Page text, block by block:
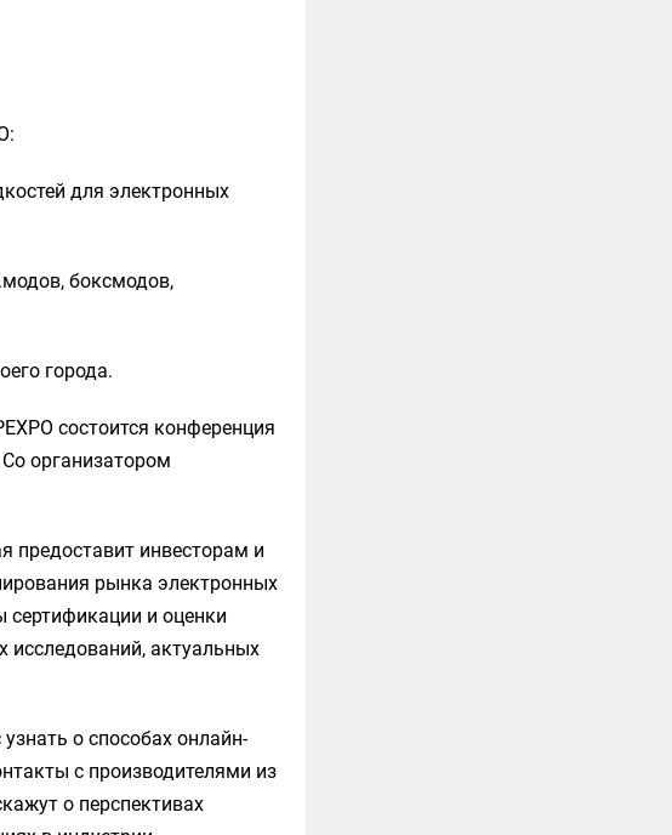
для электронных
боксмодов,
города.
состоится конференция
организатором
предоставит инвесторам и
рынка электронных
сертификации и оценки
исследований, актуальных
о способах онлайн-
с производителями из
о перспективах